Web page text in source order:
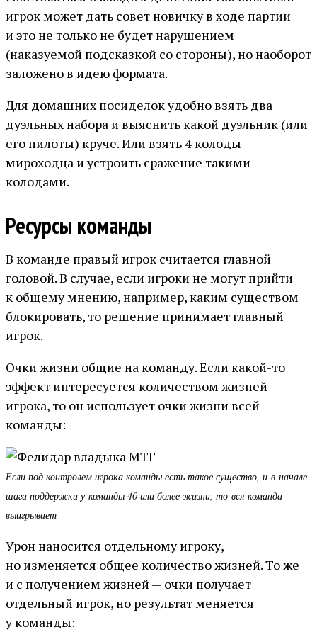
игрок может дать совет новичку в ходе партии
и это не только не будет нарушением
(наказуемой подсказкой со стороны), но наоборот
заложено в идею формата.
Для домашних посиделок удобно взять два
дуэльных набора и выяснить какой дуэльник (или
его пилоты) круче. Или взять 4 колоды
мироходца и устроить сражение такими
колодами.
Ресурсы команды
В команде правый игрок считается главной
головой. В случае, если игроки не могут прийти
к общему мнению, например, каким существом
блокировать, то решение принимает главный
игрок.
Очки жизни общие на команду. Если какой-то
эффект интересуется количеством жизней
игрока, то он использует очки жизни всей
команды:
Если под контролем игрока команды есть такое существо, и в начале
шага поддержки у команды 40 или более жизни, то вся команда
выигрывает
Урон наносится отдельному игроку,
но изменяется общее количество жизней. То же
и с получением жизней — очки получает
отдельный игрок, но результат меняется
у команды: